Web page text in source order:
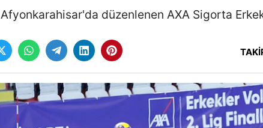
Afyonkarahisar'da düzenlenen AXA Sigorta